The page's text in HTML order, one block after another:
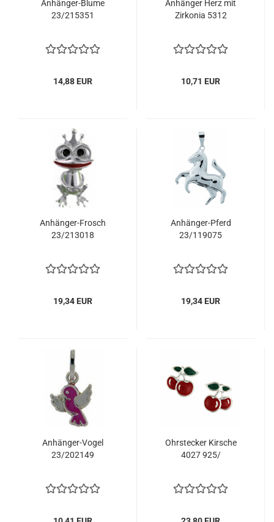
Anhänger-Blume
23/215351
14,88 EUR
Anhänger Herz mit
Zirkonia 5312
10,71 EUR
Anhänger-Frosch
23/213018
19,34 EUR
Anhänger-Pferd
23/119075
19,34 EUR
Anhänger-Vogel
23/202149
Ohrstecker Kirsche
4027 925/